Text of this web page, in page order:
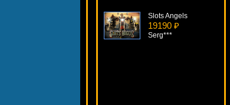
Slots Angels
19190 ₽
Serg***